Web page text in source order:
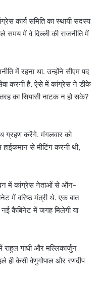
कार्य समिति का स्थायी सदस्य
समय में वे दिल्ली की राजनीति में
में रहना था. उन्होंने सीएम पद
करनी है. ऐसे में कांग्रेस ने डीके
का सियासी नाटक न हो सके?
ग्रहण करेंगे. मंगलवार को
से मीटिंग करनी थी,
भवन में कांग्रेस नेताओं से ऑन-
में वरिष्ठ मंत्री थे. एक बात
नई कैबिनेट में जगह मिलेगी या
गांधी और मल्लिकार्जुन
ही केसी वेणुगोपाल और रणदीप